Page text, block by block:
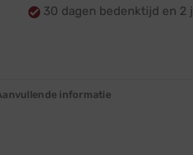
30 dagen bedenktijd en 2
informatie